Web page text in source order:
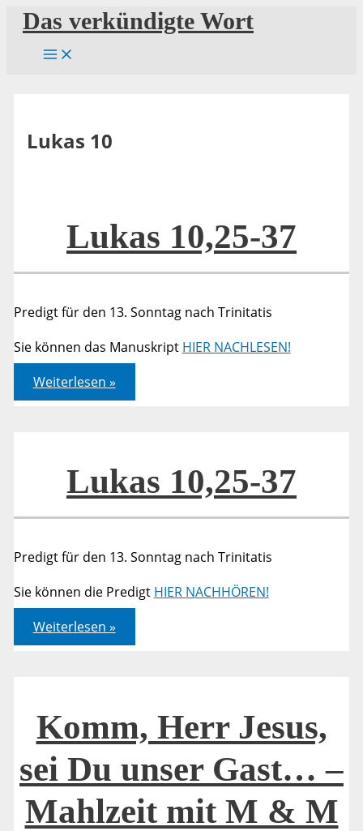
Zum
Inhalt
springen
Das verkündigte Wort
Lukas 10
Lukas 10,25-37
Predigt für den 13. Sonntag nach Trinitatis
Sie können das Manuskript HIER NACHLESEN!
Lukas
10,25-
37
Weiterlesen »
Lukas 10,25-37
Predigt für den 13. Sonntag nach Trinitatis
Sie können die Predigt HIER NACHHÖREN!
Lukas
10,25-
37
Weiterlesen »
Komm, Herr Jesus,
sei Du unser Gast… –
Mahlzeit mit M & M